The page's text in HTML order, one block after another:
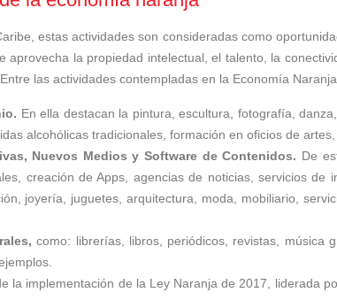
estas actividades son consideradas como
aprovecha la propiedad intelectual, el talento, la
las actividades contempladas en la Economía
En ella destacan la pintura, escultura, fotografía,
alcohólicas tradicionales, formación en oficios de artes,
Nuevos Medios y Software de Contenidos. De
creación de Apps, agencias de noticias, servicios de
joyería, juguetes, arquitectura, moda, mobiliario,
como: librerías, libros, periódicos, revistas, música
la implementación de la Ley Naranja de 2017, liderada